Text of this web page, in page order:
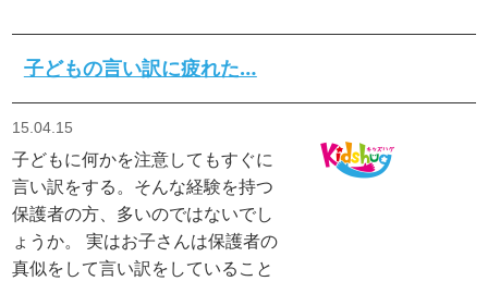
子どもの言い訳に疲れた…
15.04.15
子どもに何かを注意してもすぐに
言い訳をする。そんな経験を持つ
保護者の方、多いのではないでし
ょうか。 実はお子さんは保護者の
真似をして言い訳をしていること